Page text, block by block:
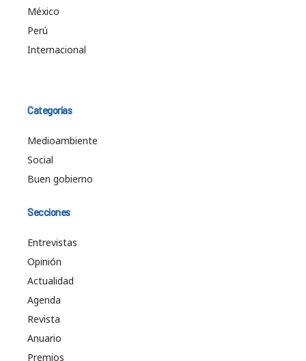
México
Perú
Internacional
Categorías
Medioambiente
Social
Buen gobierno
Secciones
Entrevistas
Opinión
Actualidad
Agenda
Revista
Anuario
Premios